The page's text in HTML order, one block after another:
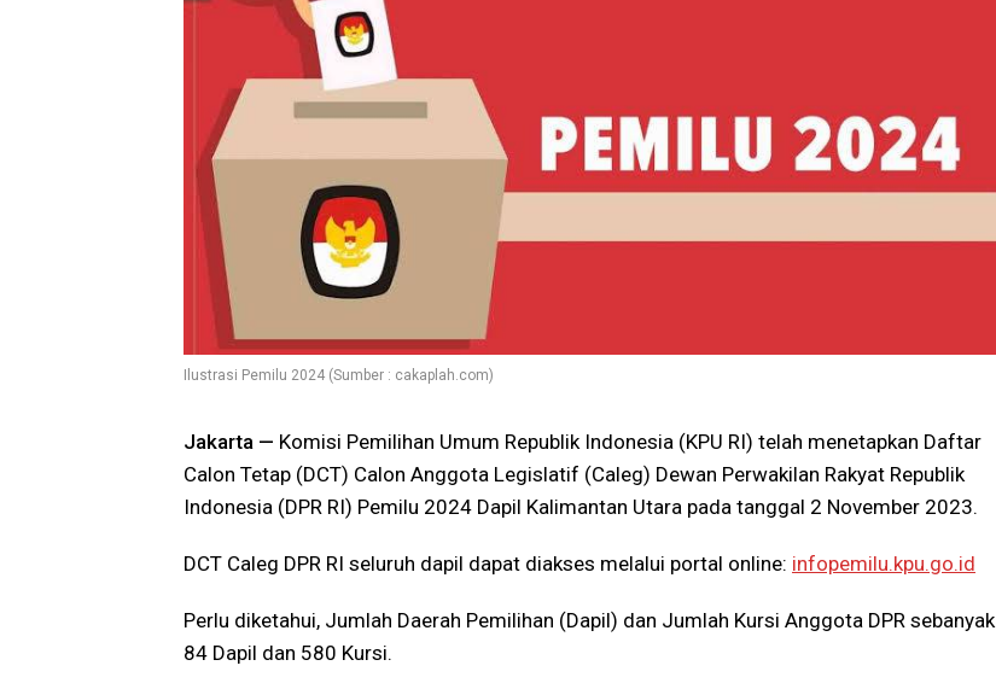
Ilustrasi Pemilu 2024 (Sumber : cakaplah.com)
Jakarta — Komisi Pemilihan Umum Republik Indonesia (KPU RI) telah menetapkan Daftar
Calon Tetap (DCT) Calon Anggota Legislatif (Caleg) Dewan Perwakilan Rakyat Republik
Indonesia (DPR RI) Pemilu 2024 Dapil Kalimantan Utara pada tanggal 2 November 2023.
DCT Caleg DPR RI seluruh dapil dapat diakses melalui portal online: infopemilu.kpu.go.id
Perlu diketahui, Jumlah Daerah Pemilihan (Dapil) dan Jumlah Kursi Anggota DPR sebanyak
84 Dapil dan 580 Kursi.